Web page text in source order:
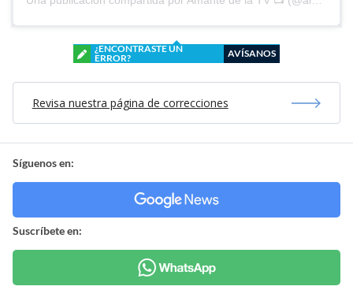
¿ENCONTRASTE UN
ERROR?
AVÍSANOS
Revisa nuestra página de correcciones
Síguenos en:
Suscríbete en: